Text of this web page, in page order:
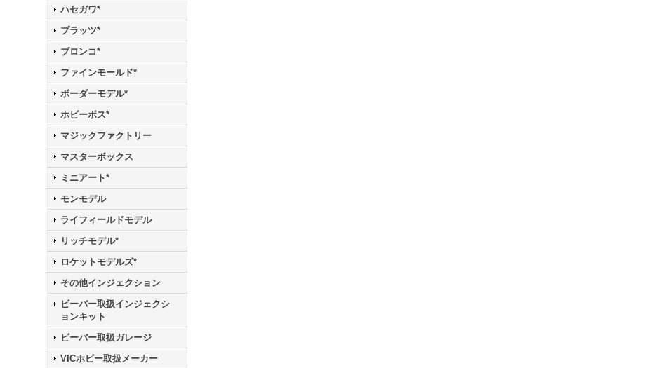
ハセガワ*
プラッツ*
ブロンコ*
ファインモールド*
ボーダーモデル*
ホビーボス*
マジックファクトリー
マスターボックス
ミニアート*
モンモデル
ライフィールドモデル
リッチモデル*
ロケットモデルズ*
その他インジェクション
ビーバー取扱インジェクシ
ョンキット
ビーバー取扱ガレージ
VICホビー取扱メーカー